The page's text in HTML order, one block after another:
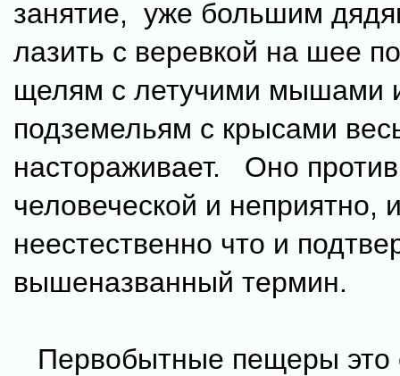
занятие, уже большим
лазить с веревкой на шее
щелям с летучими мышами
подземельям с крысами
настораживает. Оно
человеческой и неприятно,
неестественно что и
вышеназванный термин.
Первобытные пещеры это